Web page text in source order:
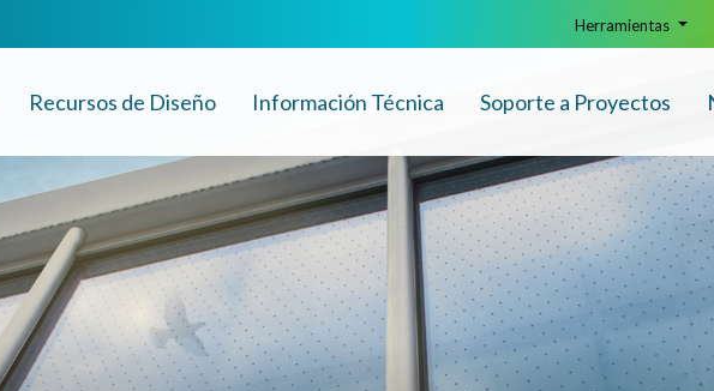
Recursos de Diseño Información Técnica Soporte a Proyectos
Herramientas